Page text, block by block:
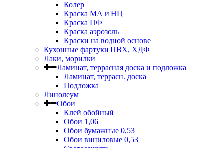
Колер
Краска МА и НЦ
Краска ПФ
Краска аэрозоль
Краски на водной основе
Кухонные фартуки ПВХ, ХДФ
Лаки, морилки
Ламинат, террасная доска и подложка
Ламинат, террасн. доска
Подложка
Линолеум
Обои
Клей обойный
Обои 1,06
Обои бумажные 0,53
Обои виниловые 0,53